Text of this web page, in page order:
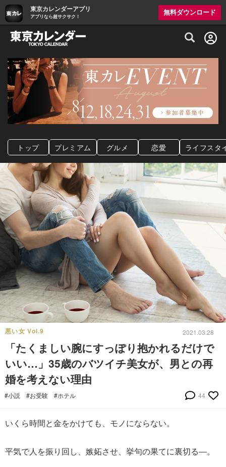
東京カレンダーアプリ
アプリなら超サクサク！
無料ダウンロード
グルメ情報・プレミアムレストラン予約
トップ プレミアム グルメ 恋愛 ライフスタ
悪い女 Vol.9 2021.03.28
「たくましい腕にすっぽり抱かれるだけで
いい…」35歳のバツイチ美女が、男との再
婚を考えない理由
#小説 #お受験 #ホテル 44
いくら時間と金をかけても、モノにならない。
平気で人を振り回し、嫉妬させ、挙句の果てに裏切る―。